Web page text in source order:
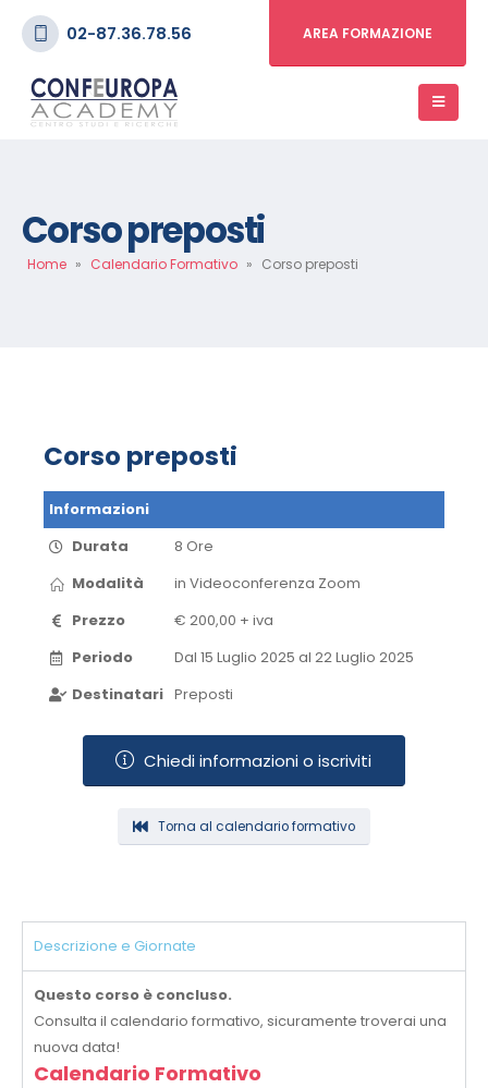
02-87.36.78.56 AREA FORMAZIONE
Corso preposti
Home » Calendario Formativo » Corso preposti
Corso preposti
Informazioni
Durata
8 Ore
Modalità
in Videoconferenza​ Zoom​
Prezzo
€ 200,00 + iva
Periodo
Dal 15 Luglio 2025 al 22 Luglio 2025​
Destinatari Preposti
Chiedi informazioni o iscriviti
Torna al calendario formativo
Descrizione e Giornate
Questo corso è concluso.
Consulta il calendario formativo, sicuramente troverai una
nuova data!
Calendario Formativo